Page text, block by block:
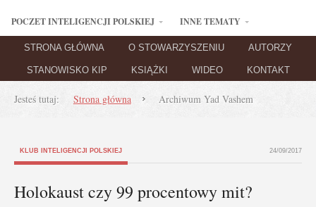
POCZET INTELIGENCJI POLSKIEJ INNE TEMATY
STRONA GŁÓWNA O STOWARZYSZENIU AUTORZY
STANOWISKO KIP KSIĄŻKI WIDEO KONTAKT
Jesteś tutaj: Strona główna Archiwum Yad Vashem
KLUB INTELIGENCJI POLSKIEJ 24/09/2017
Holokaust czy 99 procentowy mit?